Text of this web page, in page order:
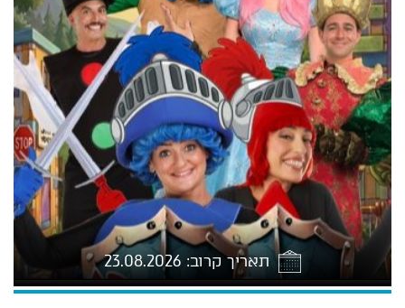
תאריך קרוב: 23.08.2026